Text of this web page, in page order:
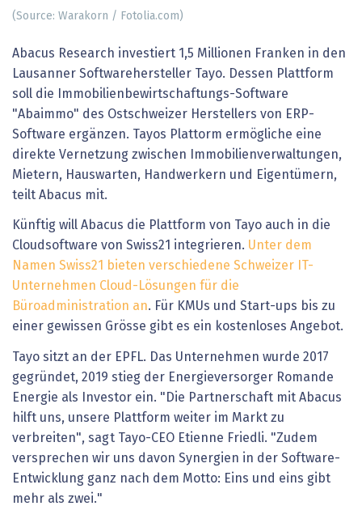
(Source: Warakorn / Fotolia.com)
Abacus Research investiert 1,5 Millionen Franken in den
Lausanner Softwarehersteller Tayo. Dessen Plattform
soll die Immobilienbewirtschaftungs-Software
"Abaimmo" des Ostschweizer Herstellers von ERP-
Software ergänzen. Tayos Plattorm ermögliche eine
direkte Vernetzung zwischen Immobilienverwaltungen,
Mietern, Hauswarten, Handwerkern und Eigentümern,
teilt Abacus mit.
Künftig will Abacus die Plattform von Tayo auch in die
Cloudsoftware von Swiss21 integrieren. Unter dem
Namen Swiss21 bieten verschiedene Schweizer IT-
Unternehmen Cloud-Lösungen für die
Büroadministration an. Für KMUs und Start-ups bis zu
einer gewissen Grösse gibt es ein kostenloses Angebot.
Tayo sitzt an der EPFL. Das Unternehmen wurde 2017
gegründet, 2019 stieg der Energieversorger Romande
Energie als Investor ein. "Die Partnerschaft mit Abacus
hilft uns, unsere Plattform weiter im Markt zu
verbreiten", sagt Tayo-CEO Etienne Friedli. "Zudem
versprechen wir uns davon Synergien in der Software-
Entwicklung ganz nach dem Motto: Eins und eins gibt
mehr als zwei."